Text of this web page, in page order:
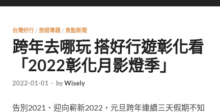
台灣好行 / 旅遊專題 / 焦點新聞
跨年去哪玩 搭好行遊彰化看
「2022彰化月影燈季」
2022-01-01 - byWisely
告別2021、迎向嶄新2022，元旦跨年連續三天假期不知